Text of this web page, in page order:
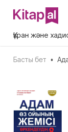
Құран және
Басты бет •